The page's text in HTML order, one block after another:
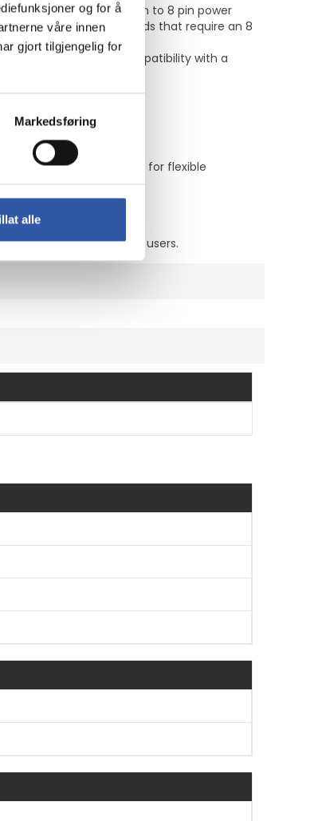
og for å
våre innen
gjort tilgjengelig for
Markedsføring
alle
PCI Express 6 pin to 8 pin power
and NVidia video cards that require an 8
for the sake of compatibility with a
on the other, allowing for flexible
for eco-conscious users.